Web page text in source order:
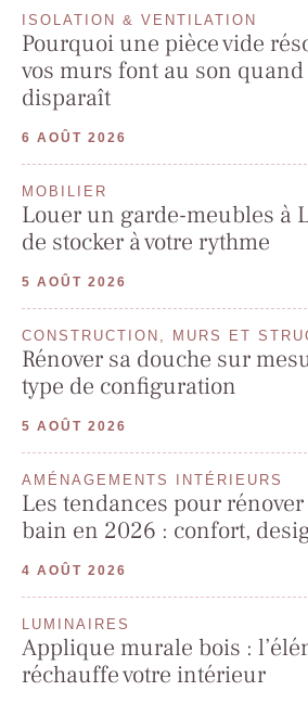
ISOLATION & VENTILATION
Pourquoi une pièce vide
vos murs font au son
disparaît
6 AOÛT 2026
MOBILIER
Louer un garde-meubles à
de stocker à votre rythme
5 AOÛT 2026
CONSTRUCTION, MURS ET
Rénover sa douche sur
type de configuration
5 AOÛT 2026
AMÉNAGEMENTS INTÉRIEURS
Les tendances pour
bain en 2026 : confort,
4 AOÛT 2026
LUMINAIRES
Applique murale bois :
réchauffe votre intérieur